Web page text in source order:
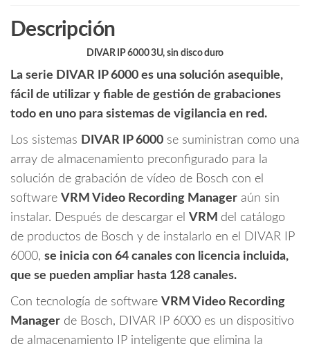
discos
duros
Soporta
hasta
o
Descripción
DIVAR IP 6000 3U, sin disco duro
La serie DIVAR IP 6000 es una solución asequible,
fácil de utilizar y fiable de gestión de grabaciones
todo en uno para sistemas de vigilancia en red.
Los sistemas DIVAR IP 6000 se suministran como una
array de almacenamiento preconfigurado para la
solución de grabación de vídeo de Bosch con el
software VRM Video Recording Manager aún sin
instalar. Después de descargar el VRM del catálogo
de productos de Bosch y de instalarlo en el DIVAR IP
6000, se inicia con 64 canales con licencia incluida,
que se pueden ampliar hasta 128 canales.
Con tecnología de software VRM Video Recording
Manager de Bosch, DIVAR IP 6000 es un dispositivo
de almacenamiento IP inteligente que elimina la